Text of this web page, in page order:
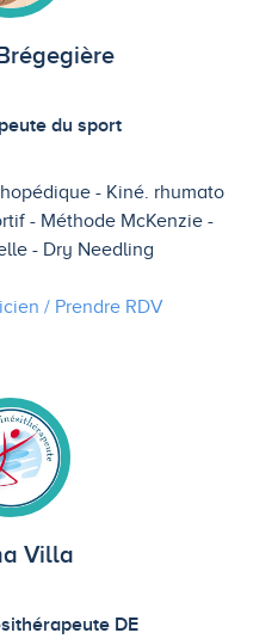
du sport
Kiné. rhumato
Méthode McKenzie
Dry Needling
/ Prendre RDV
Villa
DE